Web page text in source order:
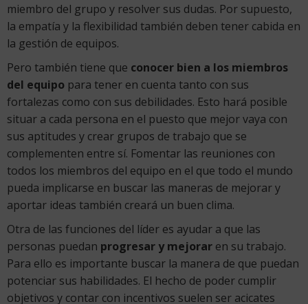
miembro del grupo y resolver sus dudas. Por supuesto,
la empatía y la flexibilidad también deben tener cabida en
la gestión de equipos.
Pero también tiene que conocer bien a los miembros
del equipo para tener en cuenta tanto con sus
fortalezas como con sus debilidades. Esto hará posible
situar a cada persona en el puesto que mejor vaya con
sus aptitudes y crear grupos de trabajo que se
complementen entre sí. Fomentar las reuniones con
todos los miembros del equipo en el que todo el mundo
pueda implicarse en buscar las maneras de mejorar y
aportar ideas también creará un buen clima.
Otra de las funciones del líder es ayudar a que las
personas puedan progresar y mejorar en su trabajo.
Para ello es importante buscar la manera de que puedan
potenciar sus habilidades. El hecho de poder cumplir
objetivos y contar con incentivos suelen ser acicates